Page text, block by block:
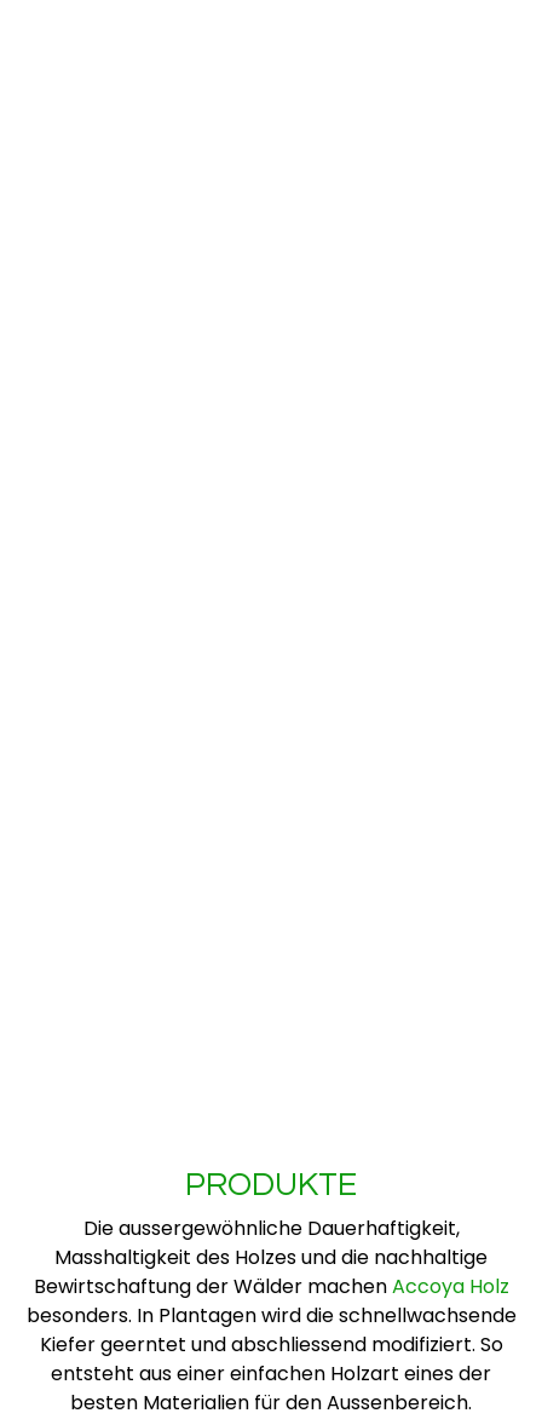
PRODUKTE
Die aussergewöhnliche Dauerhaftigkeit,
Masshaltigkeit des Holzes und die nachhaltige
Bewirtschaftung der Wälder machenAccoya Holz
besonders. In Plantagen wird die schnellwachsende
Kiefer geerntet und abschliessend modifiziert. So
entsteht aus einer einfachen Holzart eines der
besten Materialien für den Aussenbereich.